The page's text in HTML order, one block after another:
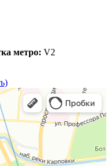
метро: V2